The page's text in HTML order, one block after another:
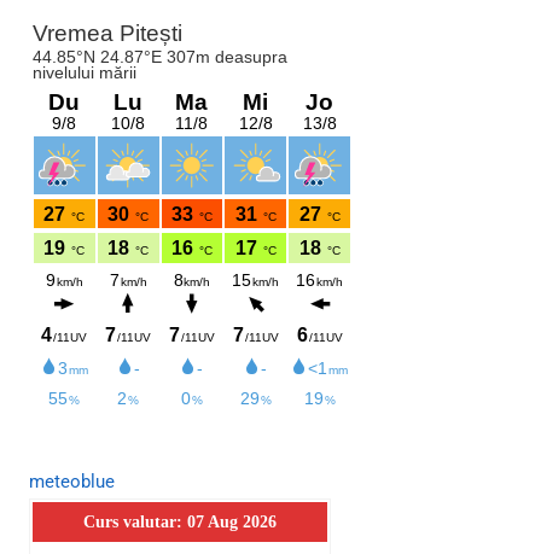
meteoblue
Curs valutar: 07 Aug 2026